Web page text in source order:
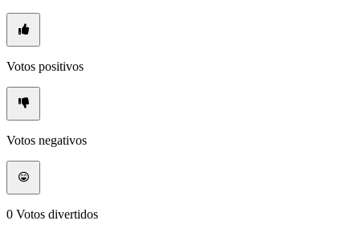
Votos positivos
Votos negativos
0 Votos divertidos